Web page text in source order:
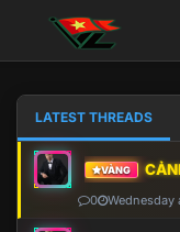
LATEST THREADS
VÀNG
0 Wednesday